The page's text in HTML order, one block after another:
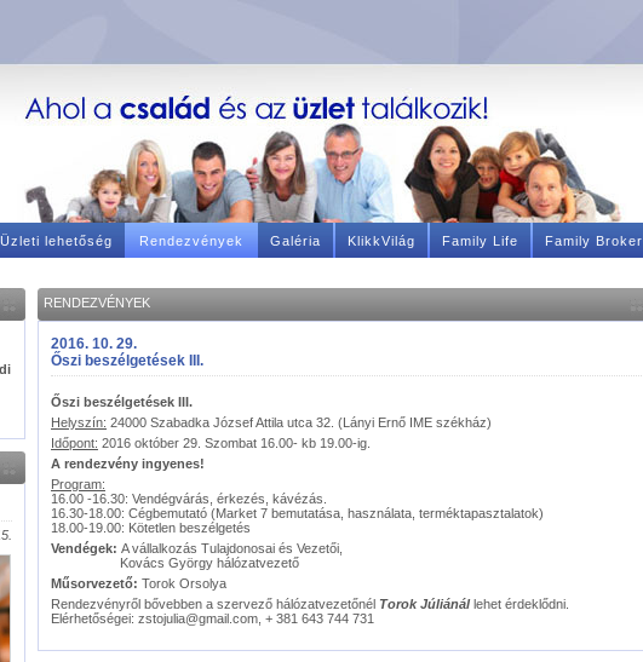
Üzleti lehetőség Rendezvények Galéria KlikkVilág Family Life Family Broker
RENDEZVÉNYEK
2016. 10. 29.
Őszi beszélgetések III.
Őszi beszélgetések III.
Helyszín: 24000 Szabadka József Attila utca 32. (Lányi Ernő IME székház)
Időpont: 2016 október 29. Szombat 16.00- kb 19.00-ig.
A rendezvény ingyenes!
Program:
16.00 -16.30: Vendégvárás, érkezés, kávézás.
16.30-18.00: Cégbemutató (Market 7 bemutatása, használata, terméktapasztalatok)
18.00-19.00: Kötetlen beszélgetés
Vendégek: A vállalkozás Tulajdonosai és Vezetői,
Kovács György hálózatvezető
Műsorvezető: Torok Orsolya
Rendezvényről bővebben a szervező hálózatvezetőnél Torok Júliánállehet érdeklődni.
Elérhetőségei: zstojulia@gmail.com, + 381 643 744 731